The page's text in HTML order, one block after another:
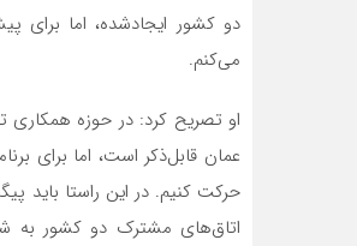
دو کشور ایجادشده، اما برای
می‌کنم.
او تصریح کرد: در حوزه همکاری
عمان قابل‌ذکر است، اما برای
حرکت کنیم. در این راستا باید
اتاق‌های مشترک دو کشور به